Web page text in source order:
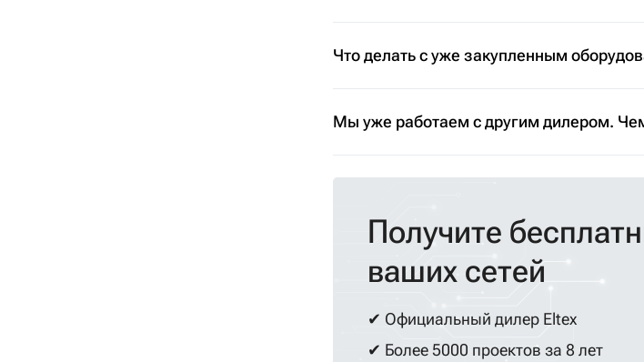
Что делать с уже закупленным
Мы уже работаем с другим дилером.
Получите
ваших сетей
✔ Официальный дилер Eltex
✔ Более 5000 проектов за 8 лет